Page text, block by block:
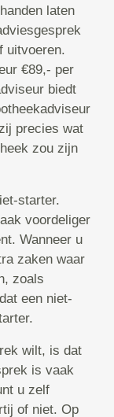
laten
uitvoeren.
€89,- per
biedt
precies wat
zou zijn
starter.
voordeliger
Wanneer u
zaken waar
zoals
een niet-
wilt, is dat
is vaak
u zelf
of niet. Op